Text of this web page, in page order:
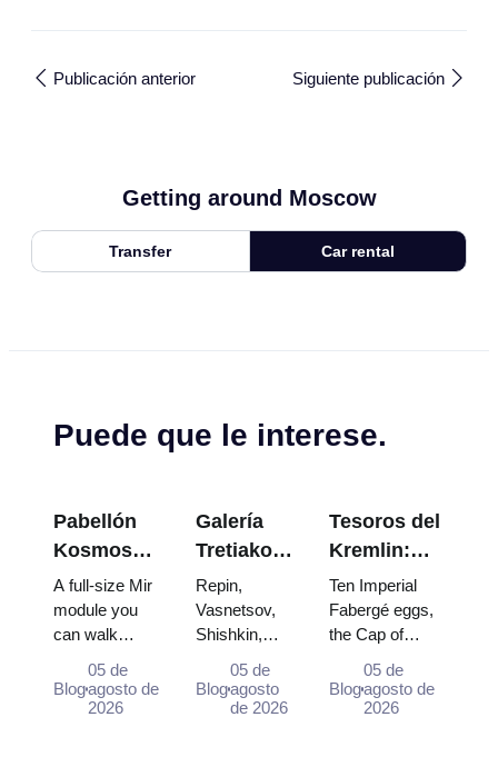
Publicación anterior Siguiente publicación
Getting around Moscow
Transfer Car rental
Puede que le interese.
Pabellón
Kosmos
en VDNKh:
Dentro de
la
Exposición
Espacial
A full-size Mir
module you
can walk
Energia–
Buran model,
Blog
05 de
agosto de
2026
Galería
Tretiakov:
Las obras
maestras
que valen
la pena
planear el
Repin,
Vasnetsov,
Shishkin,
and Surikov
— the works
Blog
05 de
agosto
de 2026
Tesoros del
Kremlin:
Huevos
Fabergé,
Tronos y
Túnicas de
Coronación
Ten Imperial
Fabergé eggs,
the Cap of
double throne of
two boy tsars
Blog
05 de
agosto de
2026